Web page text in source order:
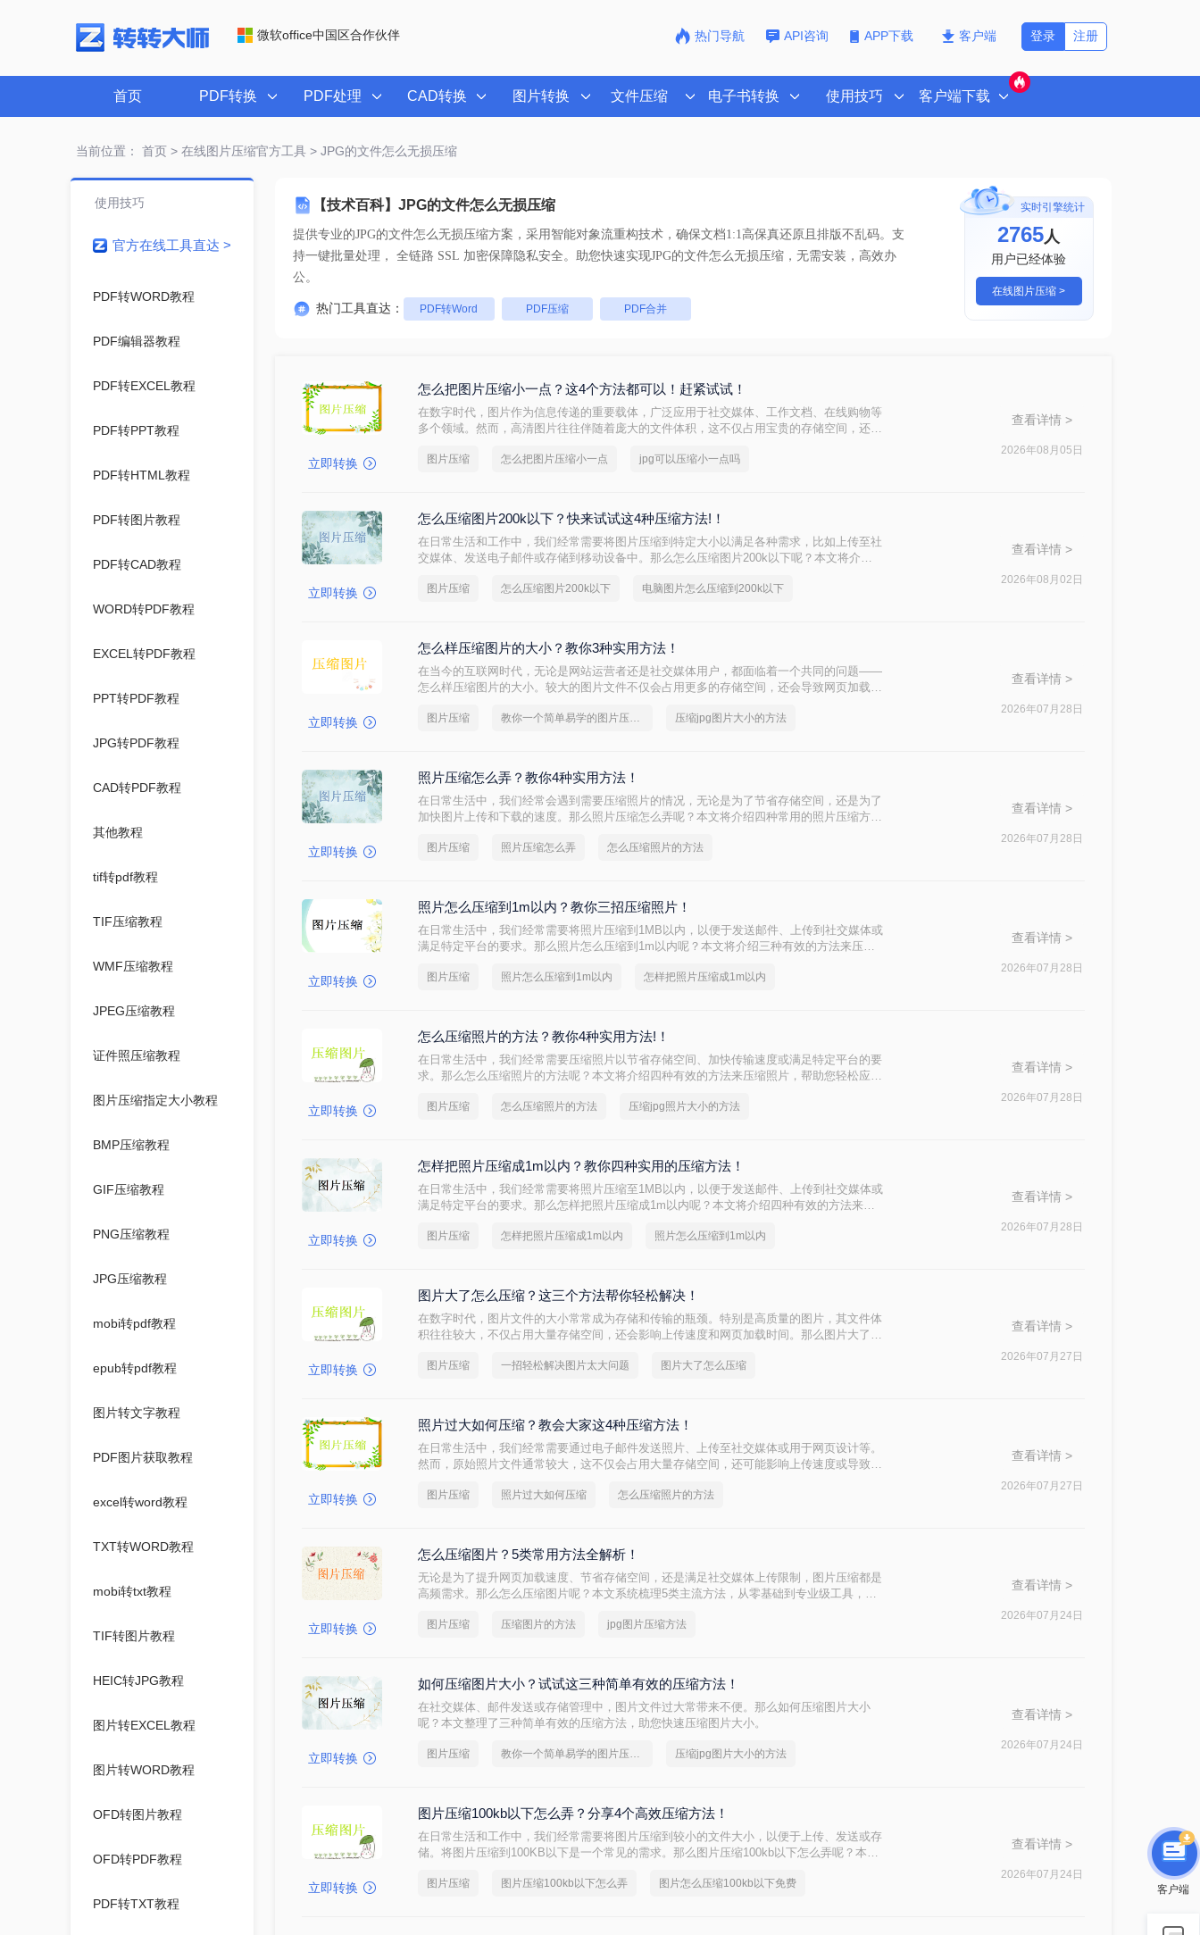
微软office中国区合作伙伴 热门导航 API咨询 APP下载 客户端 注册
登录
首页 PDF转换 PDF处理 CAD转换 图片转换 文件压缩 电子书转换 使用技巧 客户端下载
当前位置： 首页> 在线图片压缩官方工具> JPG的文件怎么无损压缩
【技术百科】JPG的文件怎么无损压缩
提供专业的JPG的文件怎么无损压缩方案，采用智能对象流重构技术，确保文档1:1高保真还原且排版不乱码。支
持一键批量处理， 全链路 SSL 加密保障隐私安全。助您快速实现JPG的文件怎么无损压缩，无需安装，高效办
公。
热门工具直达： PDF转Word PDF压缩 PDF合并
实时引擎统计
2765人
用户已经体验
在线图片压缩 >
使用技巧
官方在线工具直达 >
PDF转WORD教程
PDF编辑器教程
PDF转EXCEL教程
PDF转PPT教程
PDF转HTML教程
PDF转图片教程
PDF转CAD教程
WORD转PDF教程
EXCEL转PDF教程
PPT转PDF教程
JPG转PDF教程
CAD转PDF教程
其他教程
tif转pdf教程
TIF压缩教程
WMF压缩教程
JPEG压缩教程
证件照压缩教程
图片压缩指定大小教程
BMP压缩教程
GIF压缩教程
PNG压缩教程
JPG压缩教程
mobi转pdf教程
epub转pdf教程
图片转文字教程
PDF图片获取教程
excel转word教程
TXT转WORD教程
mobi转txt教程
TIF转图片教程
HEIC转JPG教程
图片转EXCEL教程
图片转WORD教程
OFD转图片教程
OFD转PDF教程
PDF转TXT教程
立即转换
怎么把图片压缩小一点？这4个方法都可以！赶紧试试！
在数字时代，图片作为信息传递的重要载体，广泛应用于社交媒体、工作文档、在线购物等
多个领域。然而，高清图片往往伴随着庞大的文件体积，这不仅占用宝贵的存储空间，还会
件，压缩图片已成为一项必备技能。那么怎么把图片压缩小一点呢？本文从压缩效果、操作
图片压缩 怎么把图片压缩小一点 jpg可以压缩小一点吗
查看详情 >
2026年08月05日
立即转换
怎么压缩图片200k以下？快来试试这4种压缩方法!！
在日常生活和工作中，我们经常需要将图片压缩到特定大小以满足各种需求，比如上传至社
交媒体、发送电子邮件或存储到移动设备中。那么怎么压缩图片200k以下呢？本文将介绍
图片压缩 怎么压缩图片200k以下 电脑图片怎么压缩到200k以下
查看详情 >
2026年08月02日
立即转换
怎么样压缩图片的大小？教你3种实用方法！
在当今的互联网时代，无论是网站运营者还是社交媒体用户，都面临着一个共同的问题——
怎么样压缩图片的大小。较大的图片文件不仅会占用更多的存储空间，还会导致网页加载时
图片压缩 教你一个简单易学的图片压缩方法 压缩jpg图片大小的方法
查看详情 >
2026年07月28日
立即转换
照片压缩怎么弄？教你4种实用方法！
在日常生活中，我们经常会遇到需要压缩照片的情况，无论是为了节省存储空间，还是为了
加快图片上传和下载的速度。那么照片压缩怎么弄呢？本文将介绍四种常用的照片压缩方
图片压缩 照片压缩怎么弄 怎么压缩照片的方法
查看详情 >
2026年07月28日
立即转换
照片怎么压缩到1m以内？教你三招压缩照片！
在日常生活中，我们经常需要将照片压缩到1MB以内，以便于发送邮件、上传到社交媒体或
满足特定平台的要求。那么照片怎么压缩到1m以内呢？本文将介绍三种有效的方法来压缩
图片压缩 照片怎么压缩到1m以内 怎样把照片压缩成1m以内
查看详情 >
2026年07月28日
立即转换
怎么压缩照片的方法？教你4种实用方法!！
在日常生活中，我们经常需要压缩照片以节省存储空间、加快传输速度或满足特定平台的要
求。那么怎么压缩照片的方法呢？本文将介绍四种有效的方法来压缩照片，帮助您轻松应对
图片压缩 怎么压缩照片的方法 压缩jpg照片大小的方法
查看详情 >
2026年07月28日
立即转换
怎样把照片压缩成1m以内？教你四种实用的压缩方法！
在日常生活中，我们经常需要将照片压缩至1MB以内，以便于发送邮件、上传到社交媒体或
满足特定平台的要求。那么怎样把照片压缩成1m以内呢？本文将介绍四种有效的方法来压
图片压缩 怎样把照片压缩成1m以内 照片怎么压缩到1m以内
查看详情 >
2026年07月28日
立即转换
图片大了怎么压缩？这三个方法帮你轻松解决！
在数字时代，图片文件的大小常常成为存储和传输的瓶颈。特别是高质量的图片，其文件体
积往往较大，不仅占用大量存储空间，还会影响上传速度和网页加载时间。那么图片大了怎
图片压缩 一招轻松解决图片太大问题 图片大了怎么压缩
查看详情 >
2026年07月27日
立即转换
照片过大如何压缩？教会大家这4种压缩方法！
在日常生活中，我们经常需要通过电子邮件发送照片、上传至社交媒体或用于网页设计等。
然而，原始照片文件通常较大，这不仅会占用大量存储空间，还可能影响上传速度或导致邮
法，帮助您轻松解决这一问题。
图片压缩 照片过大如何压缩 怎么压缩照片的方法
查看详情 >
2026年07月27日
立即转换
怎么压缩图片？5类常用方法全解析！
无论是为了提升网页加载速度、节省存储空间，还是满足社交媒体上传限制，图片压缩都是
高频需求。那么怎么压缩图片呢？本文系统梳理5类主流方法，从零基础到专业级工具，助
图片压缩 压缩图片的方法 jpg图片压缩方法
查看详情 >
2026年07月24日
立即转换
如何压缩图片大小？试试这三种简单有效的压缩方法！
在社交媒体、邮件发送或存储管理中，图片文件过大常带来不便。那么如何压缩图片大小
呢？本文整理了三种简单有效的压缩方法，助您快速压缩图片大小。
图片压缩 教你一个简单易学的图片压缩方法 压缩jpg图片大小的方法
查看详情 >
2026年07月24日
立即转换
图片压缩100kb以下怎么弄？分享4个高效压缩方法！
在日常生活和工作中，我们经常需要将图片压缩到较小的文件大小，以便于上传、发送或存
储。将图片压缩到100KB以下是一个常见的需求。那么图片压缩100kb以下怎么弄呢？本文
图片压缩 图片压缩100kb以下怎么弄 图片怎么压缩100kb以下免费
查看详情 >
2026年07月24日
客户端